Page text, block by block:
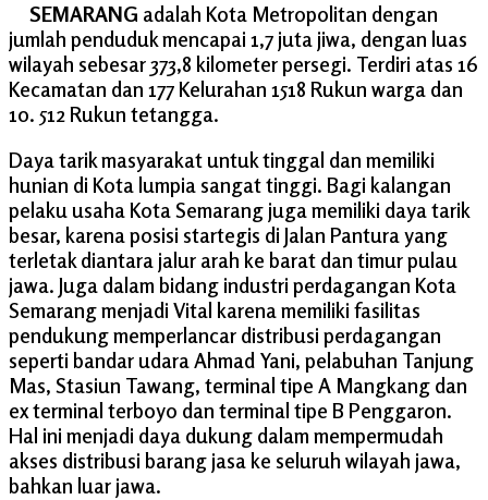
SEMARANG adalah Kota Metropolitan dengan
jumlah penduduk mencapai 1,7 juta jiwa, dengan luas
wilayah sebesar 373,8 kilometer persegi. Terdiri atas 16
Kecamatan dan 177 Kelurahan 1518 Rukun warga dan
10. 512 Rukun tetangga.
Daya tarik masyarakat untuk tinggal dan memiliki
hunian di Kota lumpia sangat tinggi. Bagi kalangan
pelaku usaha Kota Semarang juga memiliki daya tarik
besar, karena posisi startegis di Jalan Pantura yang
terletak diantara jalur arah ke barat dan timur pulau
jawa. Juga dalam bidang industri perdagangan Kota
Semarang menjadi Vital karena memiliki fasilitas
pendukung memperlancar distribusi perdagangan
seperti bandar udara Ahmad Yani, pelabuhan Tanjung
Mas, Stasiun Tawang, terminal tipe A Mangkang dan
ex terminal terboyo dan terminal tipe B Penggaron.
Hal ini menjadi daya dukung dalam mempermudah
akses distribusi barang jasa ke seluruh wilayah jawa,
bahkan luar jawa.